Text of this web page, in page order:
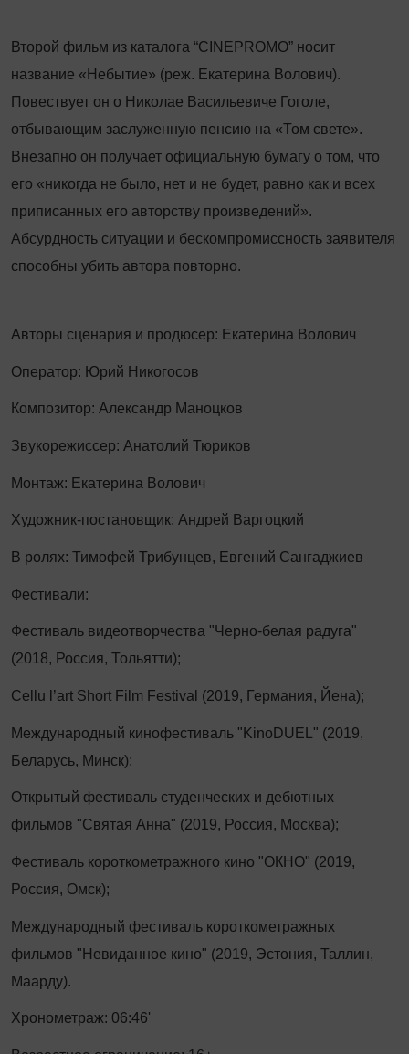
Второй фильм из каталога “CINEPROMO” носит
название «Небытие» (реж. Екатерина Волович).
Повествует он о Николае Васильевиче Гоголе,
отбывающим заслуженную пенсию на «Том свете».
Внезапно он получает официальную бумагу о том, что
его «никогда не было, нет и не будет, равно как и всех
приписанных его авторству произведений».
Абсурдность ситуации и бескомпромиссность заявителя
способны убить автора повторно.
Авторы сценария и продюсер: Екатерина Волович
Оператор: Юрий Никогосов
Композитор: Александр Маноцков
Звукорежиссер: Анатолий Тюриков
Монтаж: Екатерина Волович
Художник-постановщик: Андрей Варгоцкий
В ролях: Тимофей Трибунцев, Евгений Сангаджиев
Фестивали:
Фестиваль видеотворчества "Черно-белая радуга"
(2018, Россия, Тольятти);
Cellu l’art Short Film Festival (2019, Германия, Йена);
Международный кинофестиваль "KinoDUEL" (2019,
Беларусь, Минск);
Открытый фестиваль студенческих и дебютных
фильмов "Святая Анна" (2019, Россия, Москва);
Фестиваль короткометражного кино "ОКНО" (2019,
Россия, Омск);
Международный фестиваль короткометражных
фильмов "Невиданное кино" (2019, Эстония, Таллин,
Маарду).
Хронометраж: 06:46'